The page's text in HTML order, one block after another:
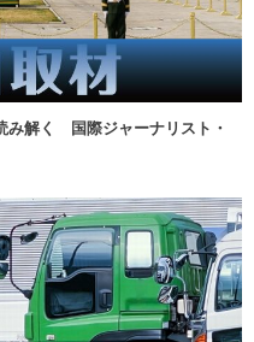
み解く 国際ジャーナリスト・